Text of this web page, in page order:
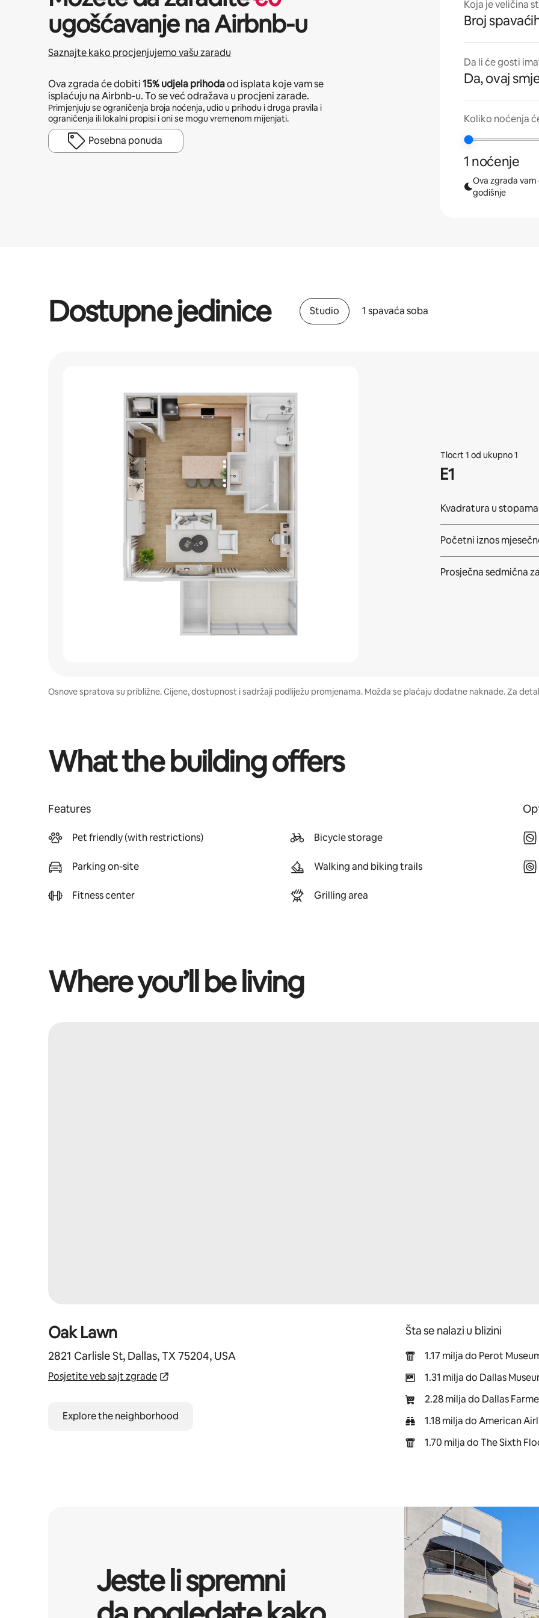
ugošćavanje na Airbnb-u
Saznajte kako procjenjujemo vašu zaradu
Ova zgrada će dobiti15%udjela prihodaod isplata koje vam se
isplaćuju na Airbnb-u. To se već odražava u procjeni zarade.
Primjenjuju se ograničenja broja noćenja, udio u prihodu i druga pravila i
ograničenja ili lokalni propisi i oni se mogu vremenom mijenjati.
Posebna ponuda
Koja je veličina
Broj
Da li će gosti
Da, ovaj
Koliko noćenja
1 noćenje
Ova zgrada vam
godišnje
Dostupne jedinice Studio 1 spavaća soba
Tlocrt 1 od ukupno 1
E1
Kvadratura u stopama
Početni iznos
Prosječnasedmična
Osnove spratova su približne. Cijene, dostupnost i sadržaji podliježu promjenama. Možda se plaćaju dodatne naknade. Za
What the building offers
Features
Pet friendly (with restrictions)
Parking on-site
Fitness center
Bicycle storage
Walking and biking trails
Grilling area
Where you’ll be living
Oak Lawn
2821 Carlisle St, Dallas, TX 75204, USA
Posjetite veb sajt zgrade
Explore the neighborhood
Šta se nalazi u blizini
1.17 milja do Perot
1.31 milja do Dallas
2.28 milja do Dallas
1.18 milja do American
1.70 milja do The Sixth
Jeste li spremni